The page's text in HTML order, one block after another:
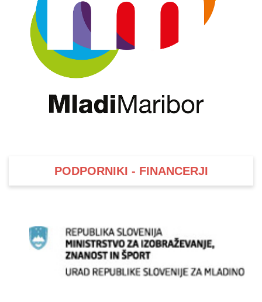
PODPORNIKI - FINANCERJI